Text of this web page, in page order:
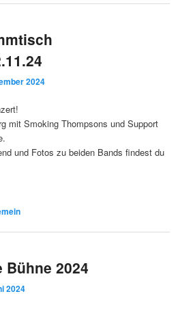
2024
mit Smoking Thompsons und Support
und Fotos zu beiden Bands findest du
Bühne 2024
2024